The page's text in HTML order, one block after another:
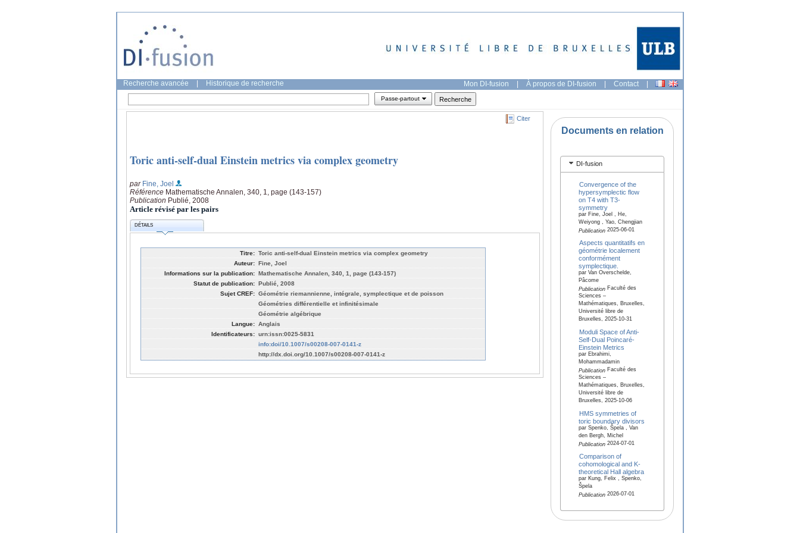
Recherche avancée Historique de recherche Mon DI-fusion | À propos de DI-fusion | Contact |
Passe-partout
Citer
Toric anti-self-dual Einstein metrics via complex geometry
par Fine, Joel
Référence Mathematische Annalen, 340, 1, page (143-157)
Publication Publié, 2008
Article révisé par les pairs
DÉTAILS
Titre: Toric anti-self-dual Einstein metrics via complex geometry
Auteur: Fine, Joel
Informations sur la publication: Mathematische Annalen, 340, 1, page (143-157)
Statut de publication: Publié, 2008
Sujet CREF: Géométrie riemannienne, intégrale, symplectique et de poisson
Géométries différentielle et infinitésimale
Géométrie algébrique
Langue: Anglais
Identificateurs: urn:issn:0025-5831
info:doi/10.1007/s00208-007-0141-z
http://dx.doi.org/10.1007/s00208-007-0141-z
Documents en relation
DI-fusion
Convergence of the
hypersymplectic flow
on T4 with T3‐
symmetry
par Fine, Joel , He,
Weiyong , Yao, Chengjian
Publication2025-06-01
Aspects quantitatifs en
géométrie localement
conformément
symplectique.
par Van Overschelde,
Pâcome
PublicationFaculté des
Sciences –
Mathématiques, Bruxelles,
Université libre de
Bruxelles, 2025-10-31
Moduli Space of Anti-
Self-Dual Poincaré-
Einstein Metrics
par Ebrahimi,
Mohammadamin
PublicationFaculté des
Sciences –
Mathématiques, Bruxelles,
Université libre de
Bruxelles, 2025-10-06
HMS symmetries of
toric boundary divisors
par Spenko, Špela , Van
den Bergh, Michel
Publication2024-07-01
Comparison of
cohomological and K-
theoretical Hall algebra
par Kung, Felix , Spenko,
Špela
Publication2026-07-01